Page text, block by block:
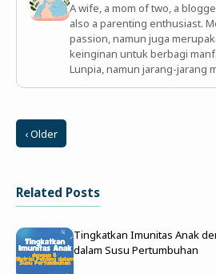
A wife, a mom of two, a
also a parenting enthusiast.
passion, namun juga
keinginan untuk berbagi
Lunpia, namun jarang-jarang
‹ Older
Related Posts
Tingkatkan Imunitas Anak
dalam Susu Pertumbuhan